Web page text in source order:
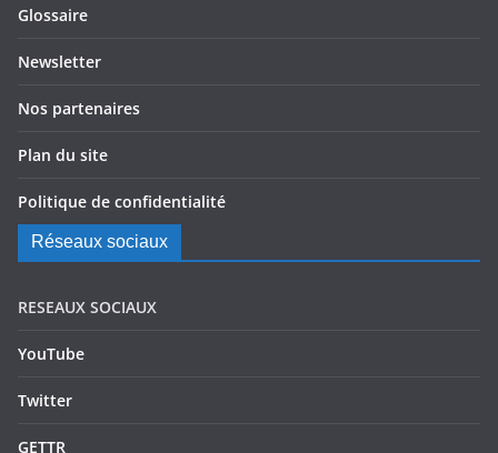
Glossaire
Newsletter
Nos partenaires
Plan du site
Politique de confidentialité
Réseaux sociaux
RESEAUX SOCIAUX
YouTube
Twitter
GETTR